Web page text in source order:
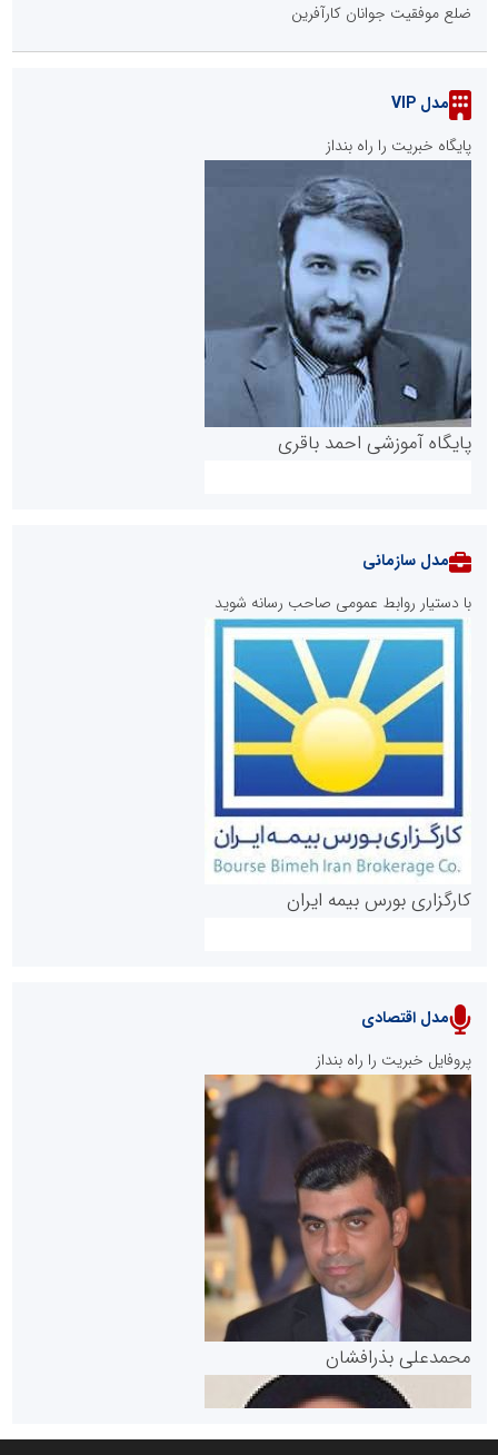
ضلع موفقیت جوانان کارآفرین
مدل VIP
پایگاه خبریت را راه بنداز
پایگاه آموزشی احمد باقری
روابط عمومی خبرگزاری گزارش خبر
پایگاه خبری نهضت ملی مسکن
پایگاه خبری گفتمان یزد
مدل سازمانی
با دستیار روابط عمومی صاحب رسانه شوید
کارگزاری بورس بیمه ایران
سازمان بورس و اوراق بهادار
مرجع اخبار موثق در بازارسرمایه
مدل اقتصادی
پروفایل خبریت را راه بنداز
محمدعلی بذرافشان